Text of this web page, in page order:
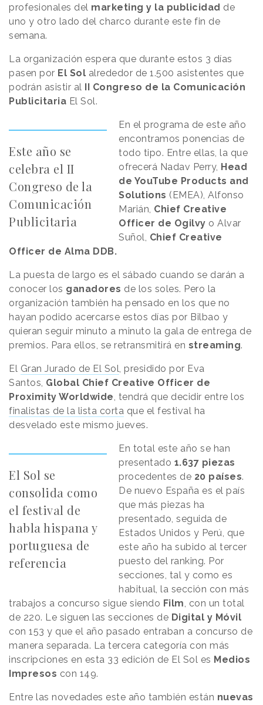
profesionales del marketing y la publicidad de
uno y otro lado del charco durante este fin de
semana.
La organización espera que durante estos 3 días
pasen por El Sol alrededor de 1.500 asistentes que
podrán asistir al
II Congreso de la Comunicación
Publicitaria El Sol.
Este año se
celebra el II
Congreso de la
Comunicación
Publicitaria
En el programa de este año
encontramos ponencias de
todo tipo. Entre ellas, la que
ofrecerá Nadav Perry, Head
de YouTube Products and
Solutions (EMEA), Alfonso
Marián, Chief Creative
Officer de Ogilvy o Alvar
Suñol, Chief Creative
Officer de Alma DDB.
La puesta de largo es el sábado cuando se darán a
conocer los ganadores de los soles. Pero la
organización también ha pensado en los que no
hayan podido acercarse estos días por Bilbao y
quieran seguir minuto a minuto la gala de entrega de
premios. Para ellos, se retransmitirá en streaming.
El Gran Jurado de El Sol, presidido por Eva
Santos, Global Chief Creative Officer de
Proximity Worldwide, tendrá que decidir entre los
finalistas de la lista corta que el festival ha
desvelado este mismo jueves.
El Sol se
consolida como
el festival de
habla hispana y
portuguesa de
referencia
En total este año se han
presentado 1.637 piezas
procedentes de 20 países.
De nuevo España es el país
que más piezas ha
presentado, seguida de
Estados Unidos y Perú, que
este año ha subido al tercer
puesto del ranking. Por
secciones, tal y como es
habitual, la sección con más
trabajos a concurso sigue siendo Film, con un total
de 220. Le siguen las secciones de Digital y Móvil
con 153 y que el año pasado entraban a concurso de
manera separada. La tercera categoría con más
inscripciones en esta 33 edición de El Sol es Medios
Impresos con 149.
Entre las novedades este año también están nuevas